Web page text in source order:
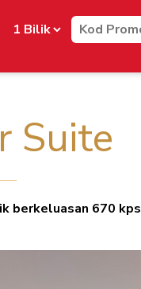
Suite
berkeluasan 670 kps